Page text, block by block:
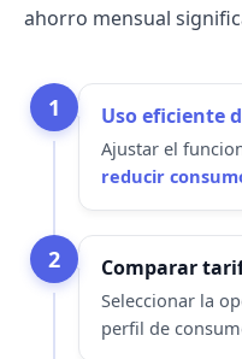
ahorro mensual
1 Uso eficiente
Ajustar el
reducir
2 Comparar
Seleccionar la
perfil de